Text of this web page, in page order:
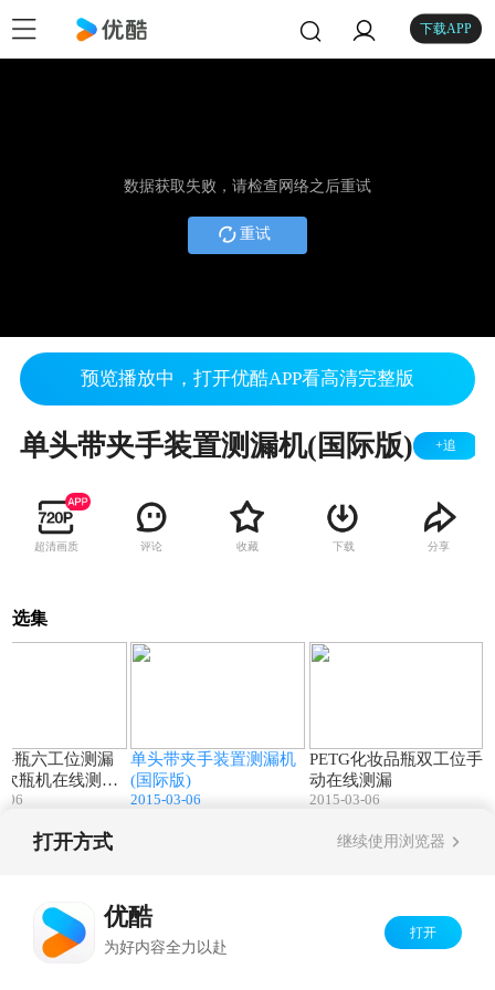
下载APP
数据获取失败，请检查网络之后重试
重试
预览播放中，打开优酷APP看高清完整版
单头带夹手装置测漏机(国际版) +追
超清画质 评论 收藏 下载 分享
选集
瓶六工位测漏
瓶机在线测漏
06
单头带夹手装置测漏机
(国际版)
2015-03-06
PETG化妆品瓶双工位手
动在线测漏
2015-03-06
打开方式 继续使用浏览器
优酷
为好内容全力以赴
打开